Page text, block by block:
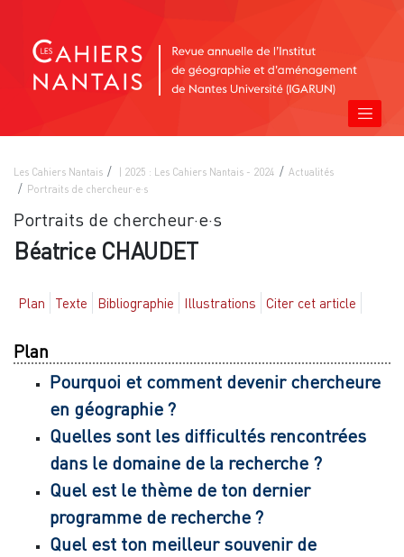
Les Cahiers Nantais | 2025 : Les Cahiers Nantais - 2024
Actualités
Portraits de chercheur·e·s
Portraits de chercheur·e·s
Béatrice CHAUDET
Plan Texte Bibliographie Illustrations Citer cet article
Plan
Pourquoi et comment devenir chercheure
en géographie ?
Quelles sont les difficultés rencontrées
dans le domaine de la recherche ?
Quel est le thème de ton dernier
programme de recherche ?
Quel est ton meilleur souvenir de